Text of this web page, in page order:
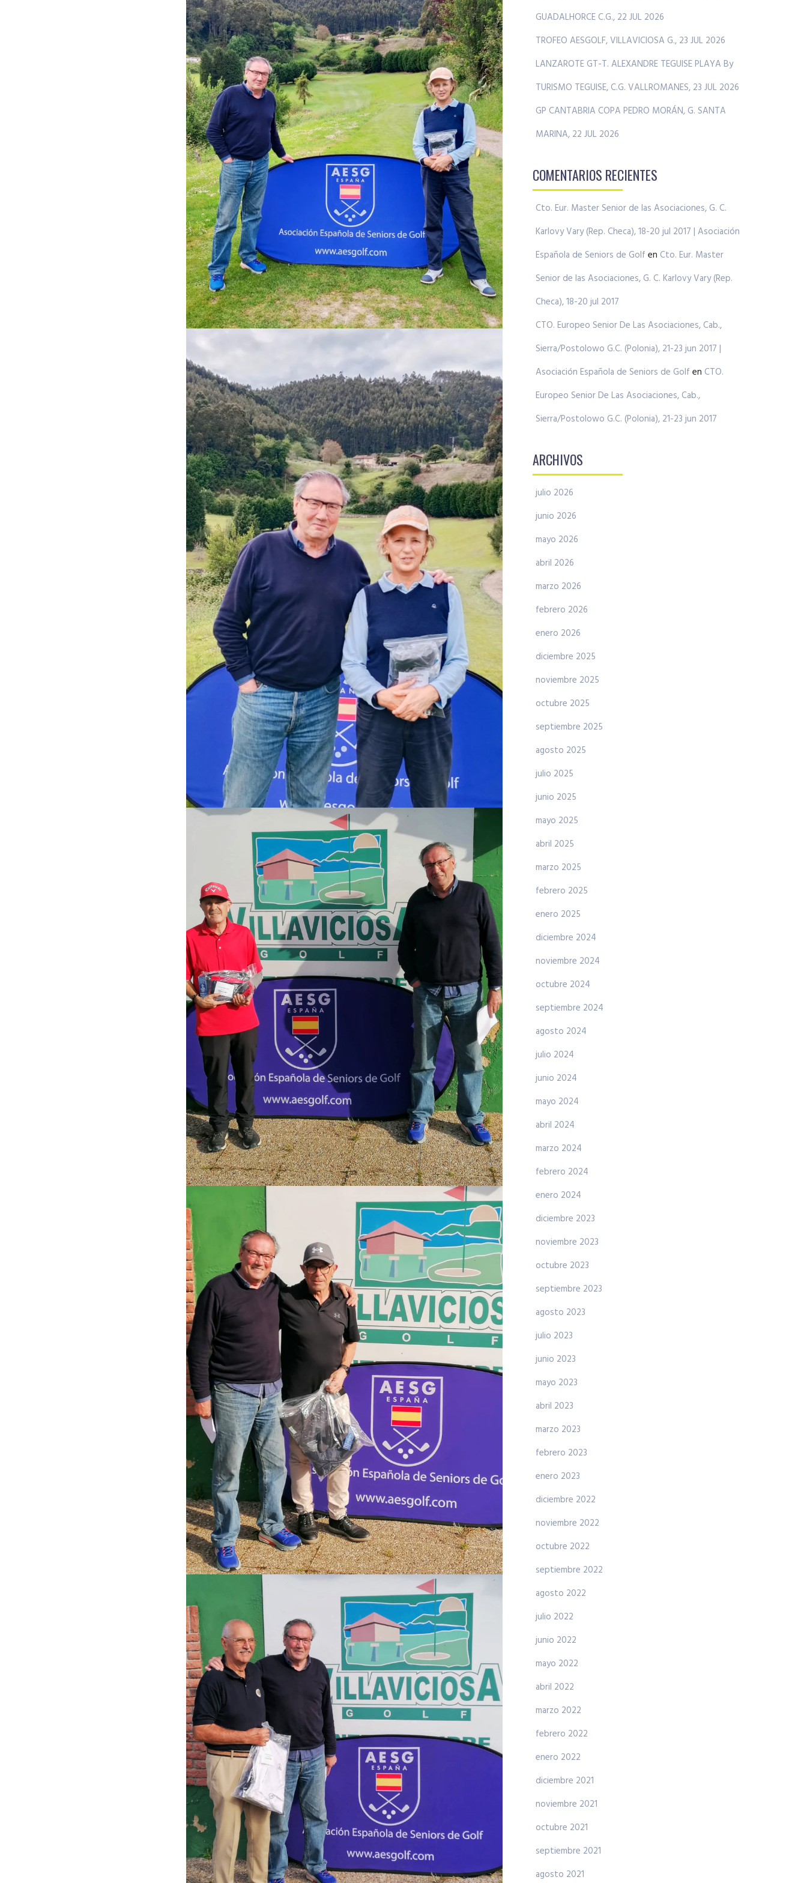
GUADALHORCE C.G., 22 JUL 2026
TROFEO AESGOLF, VILLAVICIOSA G., 23 JUL 2026
LANZAROTE GT-T. ALEXANDRE TEGUISE PLAYA By
TURISMO TEGUISE, C.G. VALLROMANES, 23 JUL 2026
GP CANTABRIA COPA PEDRO MORÁN, G. SANTA
MARINA, 22 JUL 2026
COMENTARIOS RECIENTES
Cto. Eur. Master Senior de las Asociaciones, G. C.
Karlovy Vary (Rep. Checa), 18-20 jul 2017 | Asociación
Española de Seniors de Golf en Cto. Eur. Master
Senior de las Asociaciones, G. C. Karlovy Vary (Rep.
Checa), 18-20 jul 2017
CTO. Europeo Senior De Las Asociaciones, Cab.,
Sierra/Postolowo G.C. (Polonia), 21-23 jun 2017 |
Asociación Española de Seniors de Golf en CTO.
Europeo Senior De Las Asociaciones, Cab.,
Sierra/Postolowo G.C. (Polonia), 21-23 jun 2017
ARCHIVOS
julio 2026
junio 2026
mayo 2026
abril 2026
marzo 2026
febrero 2026
enero 2026
diciembre 2025
noviembre 2025
octubre 2025
septiembre 2025
agosto 2025
julio 2025
junio 2025
mayo 2025
abril 2025
marzo 2025
febrero 2025
enero 2025
diciembre 2024
noviembre 2024
octubre 2024
septiembre 2024
agosto 2024
julio 2024
junio 2024
mayo 2024
abril 2024
marzo 2024
febrero 2024
enero 2024
diciembre 2023
noviembre 2023
octubre 2023
septiembre 2023
agosto 2023
julio 2023
junio 2023
mayo 2023
abril 2023
marzo 2023
febrero 2023
enero 2023
diciembre 2022
noviembre 2022
octubre 2022
septiembre 2022
agosto 2022
julio 2022
junio 2022
mayo 2022
abril 2022
marzo 2022
febrero 2022
enero 2022
diciembre 2021
noviembre 2021
octubre 2021
septiembre 2021
agosto 2021